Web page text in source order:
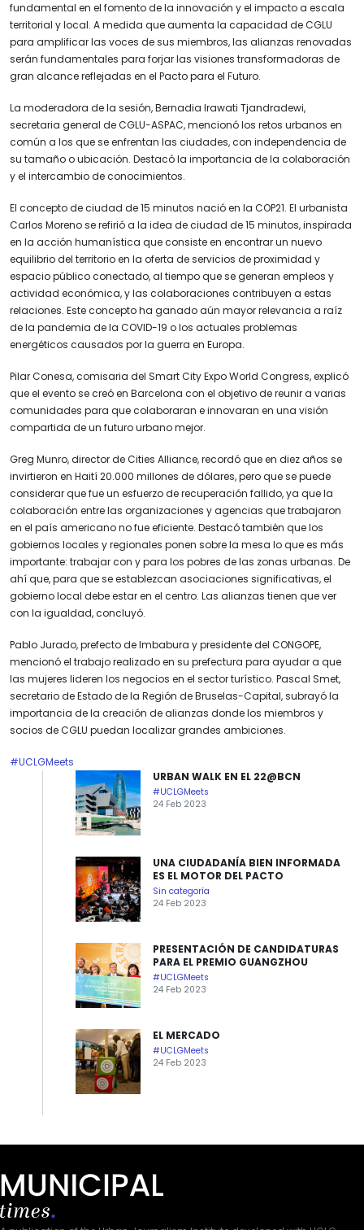
fundamental en el fomento de la innovación y el impacto a escala
territorial y local. A medida que aumenta la capacidad de CGLU
para amplificar las voces de sus miembros, las alianzas renovadas
serán fundamentales para forjar las visiones transformadoras de
gran alcance reflejadas en el Pacto para el Futuro.
La moderadora de la sesión, Bernadia Irawati Tjandradewi,
secretaria general de CGLU-ASPAC, mencionó los retos urbanos en
común a los que se enfrentan las ciudades, con independencia de
su tamaño o ubicación. Destacó la importancia de la colaboración
y el intercambio de conocimientos.
El concepto de ciudad de 15 minutos nació en la COP21. El urbanista
Carlos Moreno se refirió a la idea de ciudad de 15 minutos, inspirada
en la acción humanística que consiste en encontrar un nuevo
equilibrio del territorio en la oferta de servicios de proximidad y
espacio público conectado, al tiempo que se generan empleos y
actividad económica, y las colaboraciones contribuyen a estas
relaciones. Este concepto ha ganado aún mayor relevancia a raíz
de la pandemia de la COVID-19 o los actuales problemas
energéticos causados por la guerra en Europa.
Pilar Conesa, comisaria del Smart City Expo World Congress, explicó
que el evento se creó en Barcelona con el objetivo de reunir a varias
comunidades para que colaboraran e innovaran en una visión
compartida de un futuro urbano mejor.
Greg Munro, director de Cities Alliance, recordó que en diez años se
invirtieron en Haití 20.000 millones de dólares, pero que se puede
considerar que fue un esfuerzo de recuperación fallido, ya que la
colaboración entre las organizaciones y agencias que trabajaron
en el país americano no fue eficiente. Destacó también que los
gobiernos locales y regionales ponen sobre la mesa lo que es más
importante: trabajar con y para los pobres de las zonas urbanas. De
ahí que, para que se establezcan asociaciones significativas, el
gobierno local debe estar en el centro. Las alianzas tienen que ver
con la igualdad, concluyó.
Pablo Jurado, prefecto de Imbabura y presidente del CONGOPE,
mencionó el trabajo realizado en su prefectura para ayudar a que
las mujeres lideren los negocios en el sector turístico. Pascal Smet,
secretario de Estado de la Región de Bruselas-Capital, subrayó la
importancia de la creación de alianzas donde los miembros y
socios de CGLU puedan localizar grandes ambiciones.
#UCLGMeets
URBAN WALK EN EL 22@BCN
#UCLGMeets
24 Feb 2023
UNA CIUDADANÍA BIEN INFORMADA
ES EL MOTOR DEL PACTO
Sin categoría
24 Feb 2023
PRESENTACIÓN DE CANDIDATURAS
PARA EL PREMIO GUANGZHOU
#UCLGMeets
24 Feb 2023
EL MERCADO
#UCLGMeets
24 Feb 2023